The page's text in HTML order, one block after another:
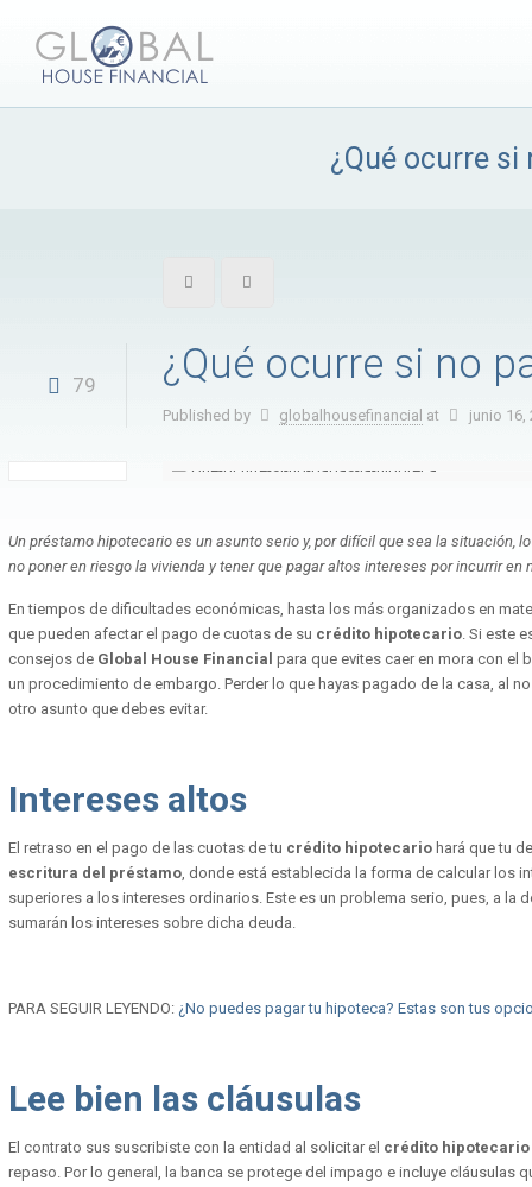
¿Qué ocurre si
79 ¿Qué ocurre si no
Published by globalhousefinancial at junio 16,
Un préstamo hipotecario es un asunto serio y, por difícil que sea la situación,
no poner en riesgo la vivienda y tener que pagar altos intereses por incurrir en
En tiempos de dificultades económicas, hasta los más organizados en
que pueden afectar el pago de cuotas de su crédito hipotecario. Si este
consejos de Global House Financial para que evites caer en mora con el
un procedimiento de embargo. Perder lo que hayas pagado de la casa, al
otro asunto que debes evitar.
Intereses altos
El retraso en el pago de las cuotas de tu crédito hipotecario hará que tu
escritura del préstamo, donde está establecida la forma de calcular los
superiores a los intereses ordinarios. Este es un problema serio, pues, a la
sumarán los intereses sobre dicha deuda.
PARA SEGUIR LEYENDO: ¿No puedes pagar tu hipoteca? Estas son tus
Lee bien las cláusulas
El contrato sus suscribiste con la entidad al solicitar el crédito hipotecario
repaso. Por lo general, la banca se protege del impago e incluye cláusulas